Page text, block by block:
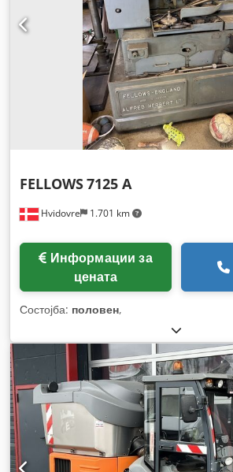
Hvidovre 1.701 km
FELLOWS7125 A
цената
Состојба: половен,